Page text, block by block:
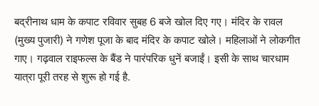
बद्रीनाथ धाम के कपाट रविवार सुबह 6 बजे खोल दिए गए। मंदिर के रावल
(मुख्य पुजारी) ने गणेश पूजा के बाद मंदिर के कपाट खोले। महिलाओं ने लोकगीत
गाए। गढ़वाल राइफल्स के बैंड ने पारंपरिक धुनें बजाईं। इसी के साथ चारधाम
यात्रा पूरी तरह से शुरू हो गई है.